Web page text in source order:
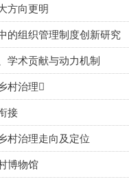
方向更明
的组织管理制度创新研究
学术贡献与动力机制
村治理
接
村治理走向及定位
博物馆